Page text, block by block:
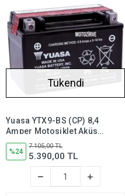
Tükendi
Yuasa YTX9-BS (CP) 8,4
Amper Motosiklet Aküsü
12 Volt 135 CCA Bakım
Gerektirmez, YTX9BS
%24
7.105,00 TL
5.390,00 TL